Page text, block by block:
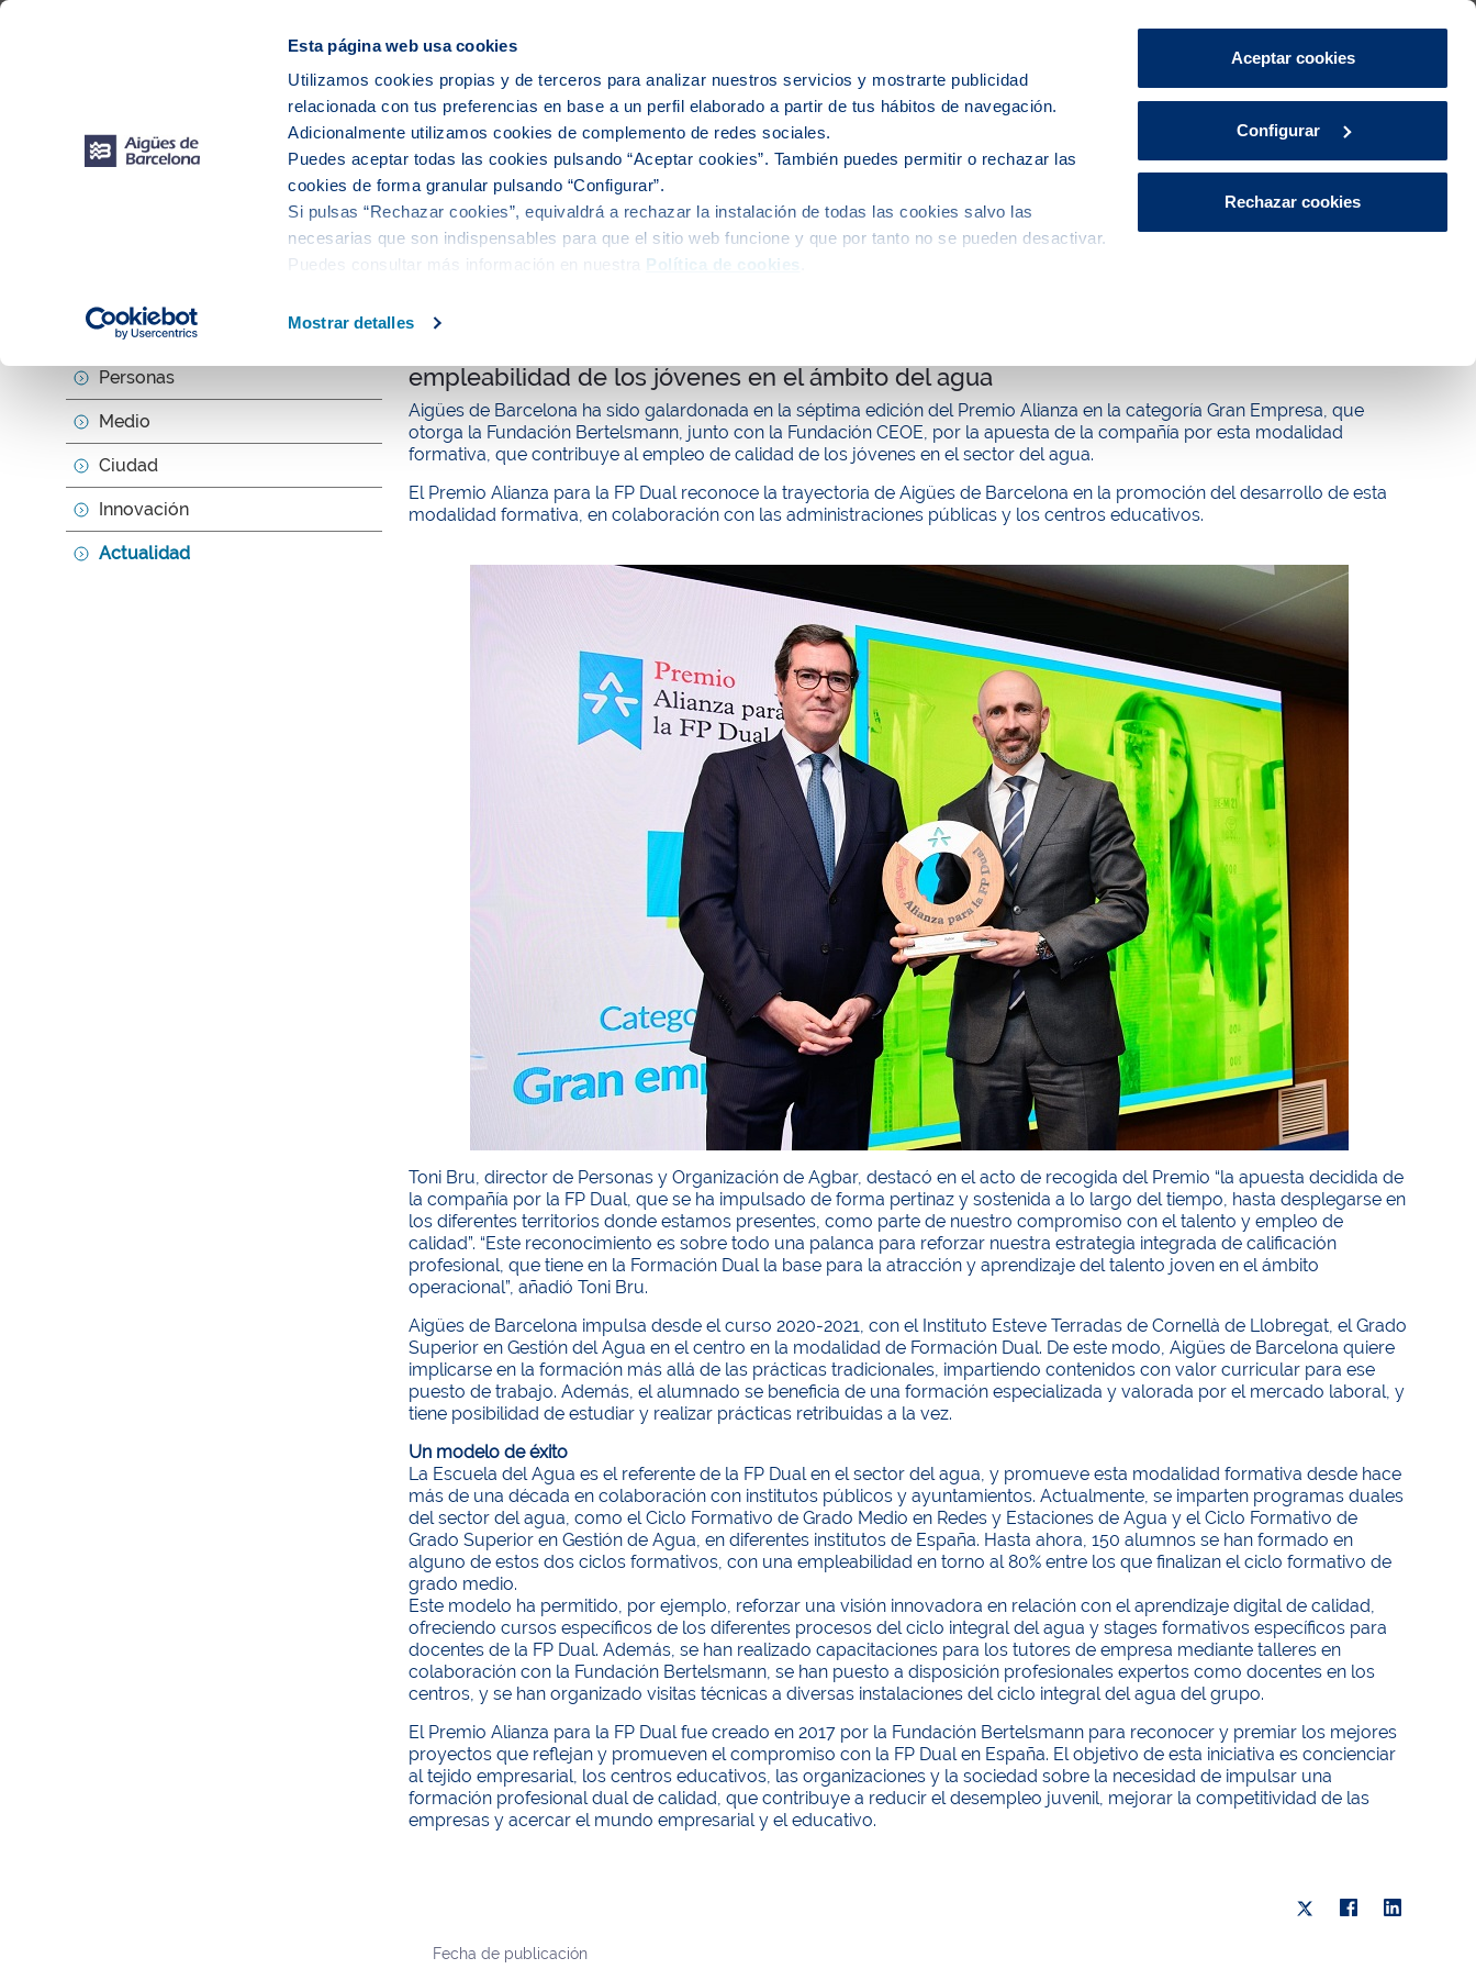
Esta página web usa cookies
Utilizamos cookies propias y de terceros para analizar nuestros servicios y mostrarte publicidad
relacionada con tus preferencias en base a un perfil elaborado a partir de tus hábitos de navegación.
Adicionalmente utilizamos cookies de complemento de redes sociales.
Puedes aceptar todas las cookies pulsando “Aceptar cookies”. También puedes permitir o rechazar las
cookies de forma granular pulsando “Configurar”.
Si pulsas “Rechazar cookies”, equivaldrá a rechazar la instalación de todas las cookies salvo las
necesarias que son indispensables para que el sitio web funcione y que por tanto no se pueden desactivar.
Puedes consultar más información en nuestra Política de cookies
Mostrar detalles
Aceptar cookies
Configurar
Rechazar cookies
CA ES Área de Clientes
Sobre nosotros Personas Ciudad Actualidad
Sobre nosotros
Personas
Medio
Ciudad
Innovación
Actualidad
Actualidad
null
empleabilidad de los jóvenes en el ámbito del agua
Aigües de Barcelona ha sido galardonada en la séptima edición del Premio Alianza en la categoría Gran Empresa, que
otorga la Fundación Bertelsmann, junto con la Fundación CEOE, por la apuesta de la compañía por esta modalidad
formativa, que contribuye al empleo de calidad de los jóvenes en el sector del agua.
El Premio Alianza para la FP Dual reconoce la trayectoria de Aigües de Barcelona en la promoción del desarrollo de esta
modalidad formativa, en colaboración con las administraciones públicas y los centros educativos.
Toni Bru, director de Personas y Organización de Agbar, destacó en el acto de recogida del Premio “la apuesta decidida de
la compañía por la FP Dual, que se ha impulsado de forma pertinaz y sostenida a lo largo del tiempo, hasta desplegarse en
los diferentes territorios donde estamos presentes, como parte de nuestro compromiso con el talento y empleo de
calidad”. “Este reconocimiento es sobre todo una palanca para reforzar nuestra estrategia integrada de calificación
profesional, que tiene en la Formación Dual la base para la atracción y aprendizaje del talento joven en el ámbito
operacional”, añadió Toni Bru.
Aigües de Barcelona impulsa desde el curso 2020-2021, con el Instituto Esteve Terradas de Cornellà de Llobregat, el Grado
Superior en Gestión del Agua en el centro en la modalidad de Formación Dual. De este modo, Aigües de Barcelona quiere
implicarse en la formación más allá de las prácticas tradicionales, impartiendo contenidos con valor curricular para ese
puesto de trabajo. Además, el alumnado se beneficia de una formación especializada y valorada por el mercado laboral, y
tiene posibilidad de estudiar y realizar prácticas retribuidas a la vez.
Un modelo de éxito
La Escuela del Agua es el referente de la FP Dual en el sector del agua, y promueve esta modalidad formativa desde hace
más de una década en colaboración con institutos públicos y ayuntamientos. Actualmente, se imparten programas duales
del sector del agua, como el Ciclo Formativo de Grado Medio en Redes y Estaciones de Agua y el Ciclo Formativo de
Grado Superior en Gestión de Agua, en diferentes institutos de España. Hasta ahora, 150 alumnos se han formado en
alguno de estos dos ciclos formativos, con una empleabilidad en torno al 80% entre los que finalizan el ciclo formativo de
grado medio.
Este modelo ha permitido, por ejemplo, reforzar una visión innovadora en relación con el aprendizaje digital de calidad,
ofreciendo cursos específicos de los diferentes procesos del ciclo integral del agua y stages formativos específicos para
docentes de la FP Dual. Además, se han realizado capacitaciones para los tutores de empresa mediante talleres en
colaboración con la Fundación Bertelsmann, se han puesto a disposición profesionales expertos como docentes en los
centros, y se han organizado visitas técnicas a diversas instalaciones del ciclo integral del agua del grupo.
El Premio Alianza para la FP Dual fue creado en 2017 por la Fundación Bertelsmann para reconocer y premiar los mejores
proyectos que reflejan y promueven el compromiso con la FP Dual en España. El objetivo de esta iniciativa es concienciar
al tejido empresarial, los centros educativos, las organizaciones y la sociedad sobre la necesidad de impulsar una
formación profesional dual de calidad, que contribuye a reducir el desempleo juvenil, mejorar la competitividad de las
empresas y acercar el mundo empresarial y el educativo.
Fecha de publicación